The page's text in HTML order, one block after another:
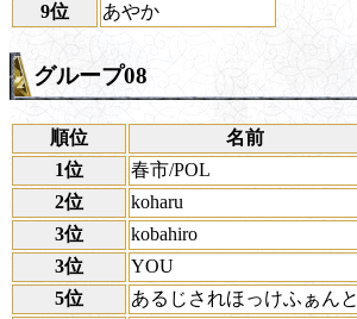
9位
あやか
グループ08
順位
名前
1位
春市/POL
2位
koharu
3位
kobahiro
3位
YOU
5位
あるじされほっけふぁんと